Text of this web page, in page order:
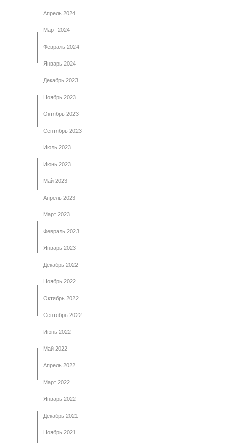
Апрель 2024
Март 2024
Февраль 2024
Январь 2024
Декабрь 2023
Ноябрь 2023
Октябрь 2023
Сентябрь 2023
Июль 2023
Июнь 2023
Май 2023
Апрель 2023
Март 2023
Февраль 2023
Январь 2023
Декабрь 2022
Ноябрь 2022
Октябрь 2022
Сентябрь 2022
Июнь 2022
Май 2022
Апрель 2022
Март 2022
Январь 2022
Декабрь 2021
Ноябрь 2021